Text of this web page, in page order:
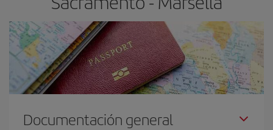
Documentación general